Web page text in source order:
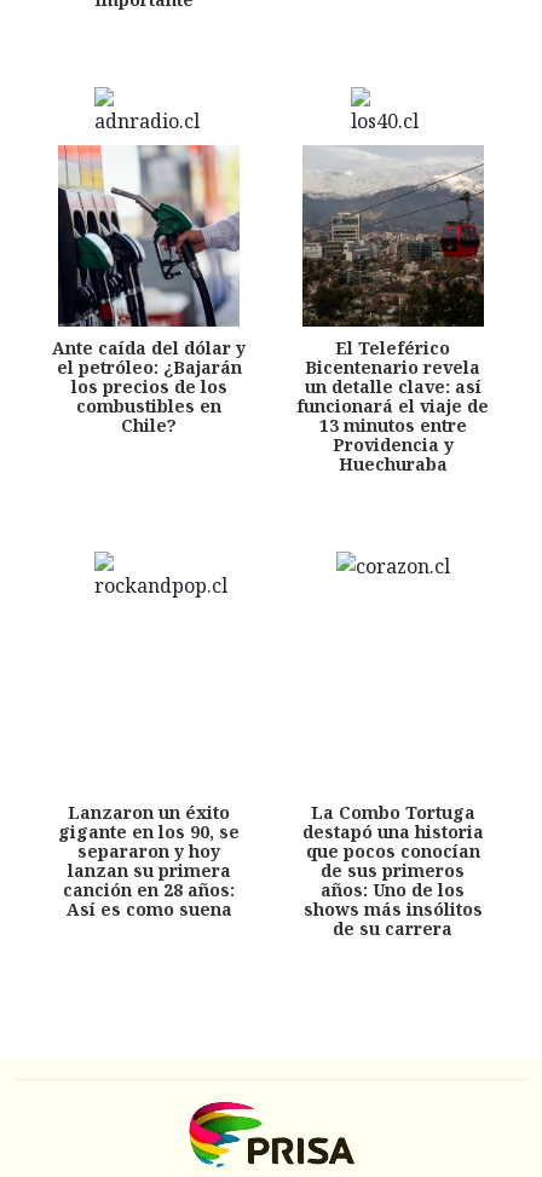
Ante caída del dólar y
el petróleo: ¿Bajarán
los precios de los
combustibles en
Chile?
El Teleférico
Bicentenario revela
un detalle clave: así
funcionará el viaje de
13 minutos entre
Providencia y
Huechuraba
Lanzaron un éxito
gigante en los 90, se
separaron y hoy
lanzan su primera
canción en 28 años:
Así es como suena
La Combo Tortuga
destapó una historia
que pocos conocían
de sus primeros
años: Uno de los
shows más insólitos
de su carrera